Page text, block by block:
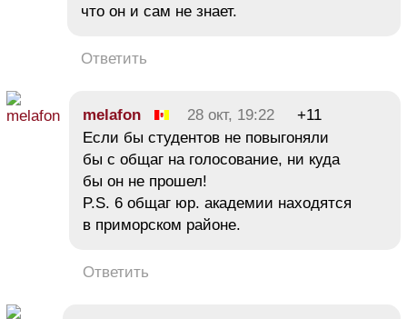
что он и сам не знает.
Ответить
melafon 28 окт, 19:22
+11
Если бы студентов не повыгоняли
бы с общаг на голосование, ни куда
бы он не прошел!
P.S. 6 общаг юр. академии находятся
в приморском районе.
Ответить